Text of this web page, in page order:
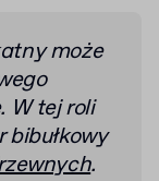
może
W tej roli
.